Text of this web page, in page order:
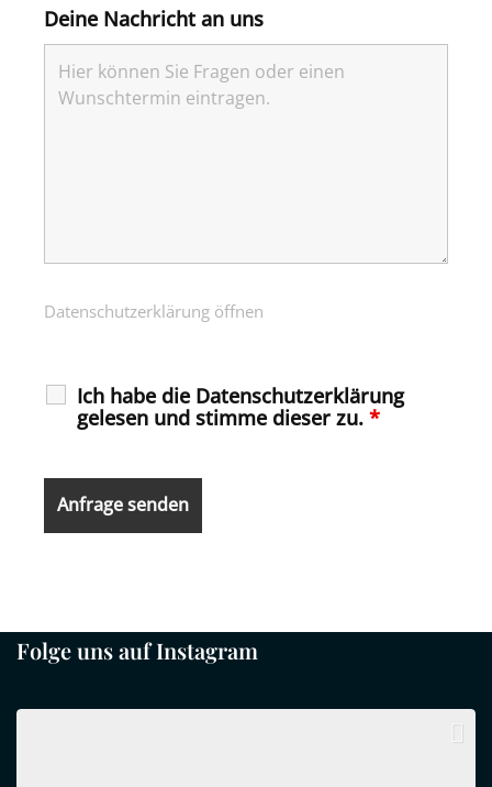
Deine Nachricht an uns
Datenschutzerklärung öffnen
Ich habe die Datenschutzerklärung
gelesen und stimme dieser zu. *
Folge uns auf Instagram